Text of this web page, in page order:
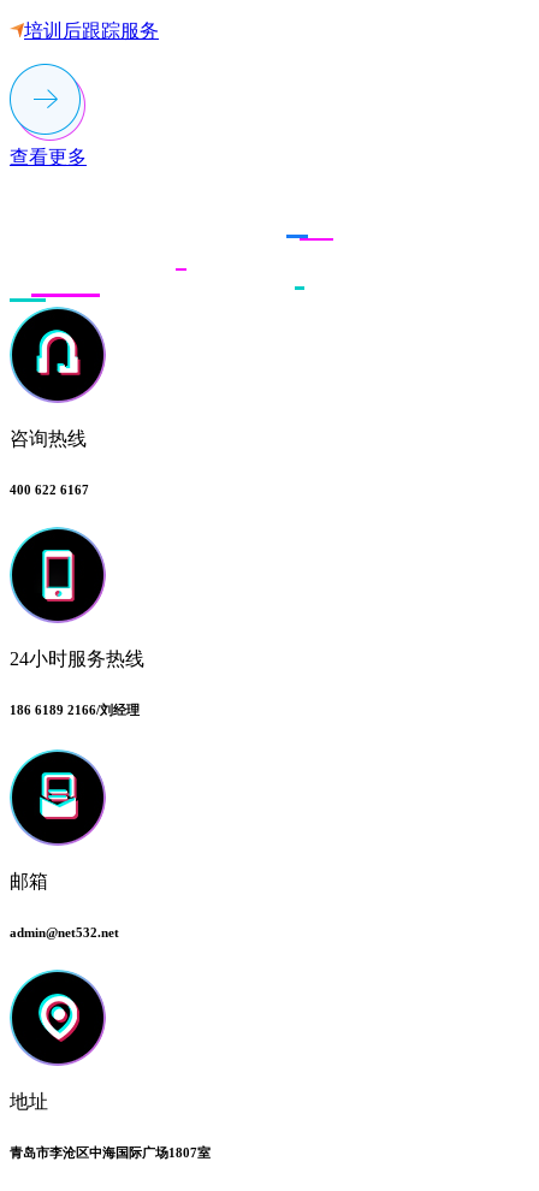
培训后跟踪服务
查看更多
咨询热线
400 622 6167
24小时服务热线
186 6189 2166/刘经理
邮箱
admin@net532.net
地址
青岛市李沧区中海国际广场1807室